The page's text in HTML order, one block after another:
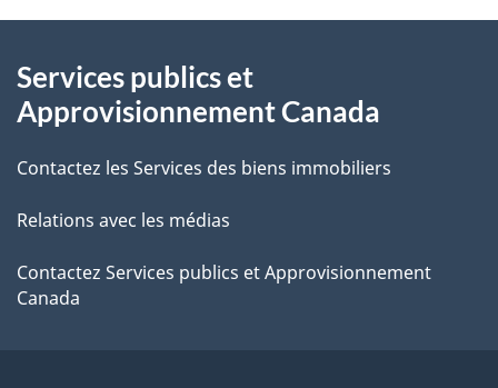
i
s
d
e
propos
de
ce
site
Services publics et
Approvisionnement Canada
Contactez les Services des biens immobiliers
Relations avec les médias
Contactez Services publics et Approvisionnement
Canada